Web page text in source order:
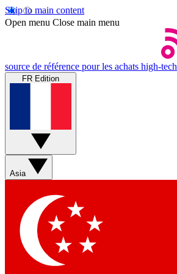
Skip to main content
Open menu Close main menu
source de référence pour les achats high-tech
FR Edition
Asia